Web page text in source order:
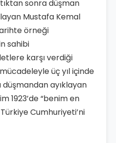
sonra düşman
Mustafa Kemal
örneği
sahibi
karşı verdiği
üç yıl içinde
düşmandan ayıklayan
1923’de “benim en
Cumhuriyeti’ni